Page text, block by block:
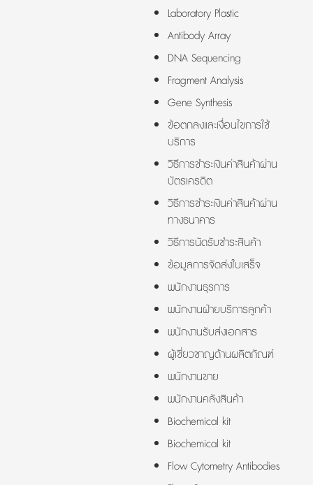
Laboratory Plastic
Antibody Array
DNA Sequencing
Fragment Analysis
Gene Synthesis
ข้อตกลงและเงื่อนไขการใช้
บริการ
วิธีการชำระเงินค่าสินค้าผ่าน
บัตรเครดิต
วิธีการชำระเงินค่าสินค้าผ่าน
ทางธนาคาร
วิธีการนัดรับชำระสินค้า
ข้อมูลการจัดส่งใบเสร็จ
พนักงานธุรการ
พนักงานฝ่ายบริการลูกค้า
พนักงานรับส่งเอกสาร
ผู้เชี่ยวชาญด้านผลิตภัณฑ์
พนักงานขาย
พนักงานคลังสินค้า
Biochemical kit
Biochemical kit
Flow Cytometry Antibodies